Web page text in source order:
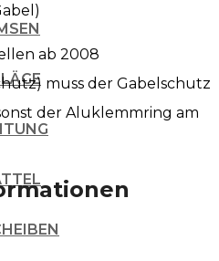
ab 2008
muss der Gabelschutz
der Aluklemmring am